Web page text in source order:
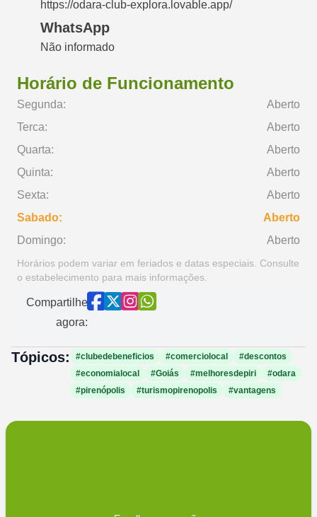
https://odara-club-explora.lovable.app/
WhatsApp
Não informado
Horário de Funcionamento
Segunda:
Aberto
Terca:
Aberto
Quarta:
Aberto
Quinta:
Aberto
Sexta:
Aberto
Sabado:
Aberto
Domingo:
Aberto
Horários podem variar em feriados e datas especiais. Consulte
o estabelecimento para mais informações.
Compartilhe
agora:
Tópicos: #clubedebeneficios #comerciolocal
#descontos
#economialocal
#Goiás #melhoresdepiri
#odara
#pirenópolis
#turismopirenopolis #vantagens